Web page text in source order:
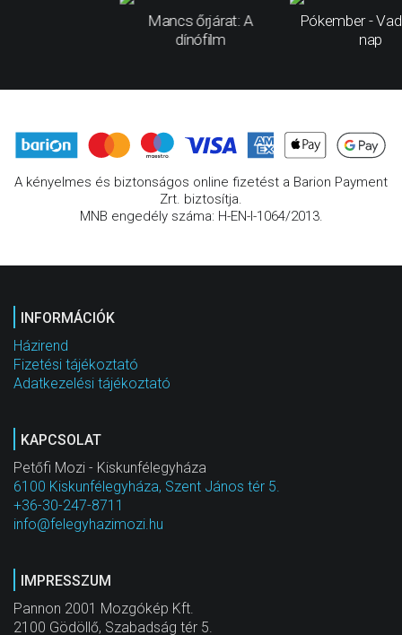
Mancs őrjárat: A
dínófilm
Pókember -
nap
A kényelmes és biztonságos online fizetést a Barion Payment
Zrt. biztosítja.
MNB engedély száma: H-EN-I-1064/2013.
INFORMÁCIÓK
Házirend
Fizetési tájékoztató
Adatkezelési tájékoztató
KAPCSOLAT
Petőfi Mozi - Kiskunfélegyháza
6100 Kiskunfélegyháza, Szent János tér 5.
+36-30-247-8711
info@felegyhazimozi.hu
IMPRESSZUM
Pannon 2001 Mozgókép Kft.
2100 Gödöllő, Szabadság tér 5.